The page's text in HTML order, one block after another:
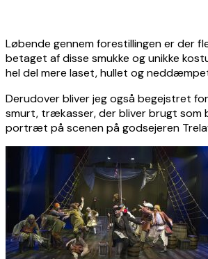
Løbende gennem forestillingen er der
betaget af disse smukke og unikke
hel del mere laset, hullet og
Derudover bliver jeg også begejstret
smurt, trækasser, der bliver brugt som
portræt på scenen på godsejeren